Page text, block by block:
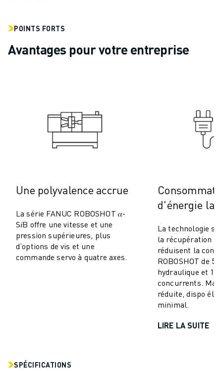
TOUTES LES APPLICATIONS
SOUDAGE À L'ARC
PERÇAGE ET TARAUDAGE À GRANDE VITESSE
MOULAGE PAR INJECTION
ENTRETIEN DES MACHINES
SOUDAGE PAR POINTS
INSPECTION DE LA VISION
DÉCOUPAGE PAR FIL EDM
TÉMOIGNAGES
SERVICE CLIENTÈLE
SERVICE CLIENTÈLE
CENTRE DE TÉLÉCHARGEMENT " MYFANUC
POINTS FORTS
Avantages pour votre entreprise
Une polyvalence accrue
La série FANUC ROBOSHOT 𝛼-
S𝑖B offre une vitesse et une
pression supérieures, plus
d’options de vis et une
commande servo à quatre axes.
d'énergie la
La technologie
la récupération
réduisent la
ROBOSHOT de
hydraulique et
concurrents.
réduite, dispo
minimal.
LIRE LA SUITE
SPÉCIFICATIONS